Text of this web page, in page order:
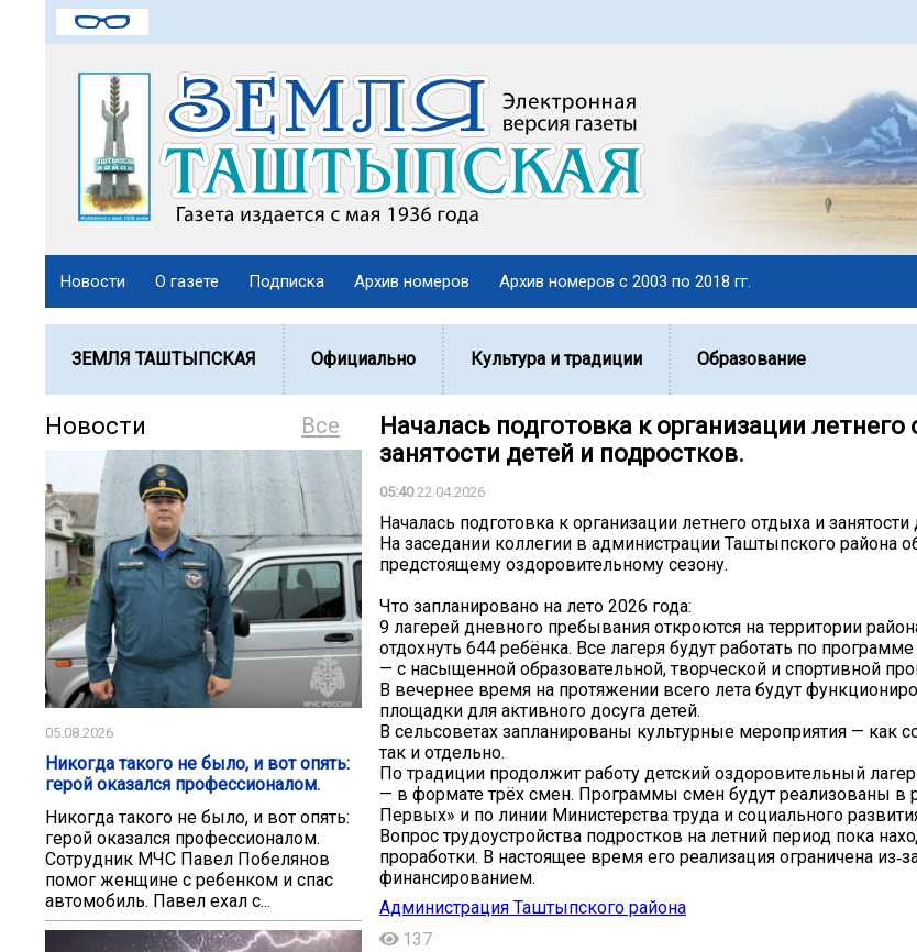
Новости О газете Подписка Архив номеров Архив номеров с 2003 по 2018 гг.
ЗЕМЛЯ ТАШТЫПСКАЯ Официально Культура и традиции Образование
Все
Новости
05.08.2026
Никогда такого не было, и вот опять:
герой оказался профессионалом.
Никогда такого не было, и вот опять:
герой оказался профессионалом.
Сотрудник МЧС Павел Побелянов
помог женщине с ребенком и спас
автомобиль. Павел ехал с...
Началась подготовка к организации летнего
занятости детей и подростков.
05:4022.04.2026
Началась подготовка к организации летнего отдыха и
На заседании коллегии в администрации Таштыпского района
предстоящему оздоровительному сезону.
Что запланировано на лето 2026 года:
9 лагерей дневного пребывания откроются на территории
отдохнуть 644 ребёнка. Все лагеря будут работать по
— с насыщенной образовательной, творческой и спортивной
В вечернее время на протяжении всего лета будут
площадки для активного досуга детей.
В сельсоветах запланированы культурные мероприятия — как
так и отдельно.
По традиции продолжит работу детский оздоровительный
— в формате трёх смен. Программы смен будут реализованы в
Первых» и по линии Министерства труда и социального
Вопрос трудоустройства подростков на летний период пока
проработки. В настоящее время его реализация ограничена
финансированием.
Администрация Таштыпского района
137